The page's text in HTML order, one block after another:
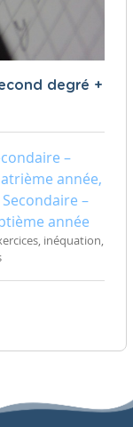
degré +
–
année,
–
année
inéquation,